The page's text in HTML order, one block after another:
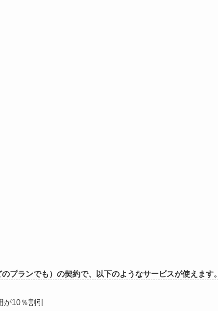
プランでも）の契約で、以下のようなサービスが使えます。
10％割引